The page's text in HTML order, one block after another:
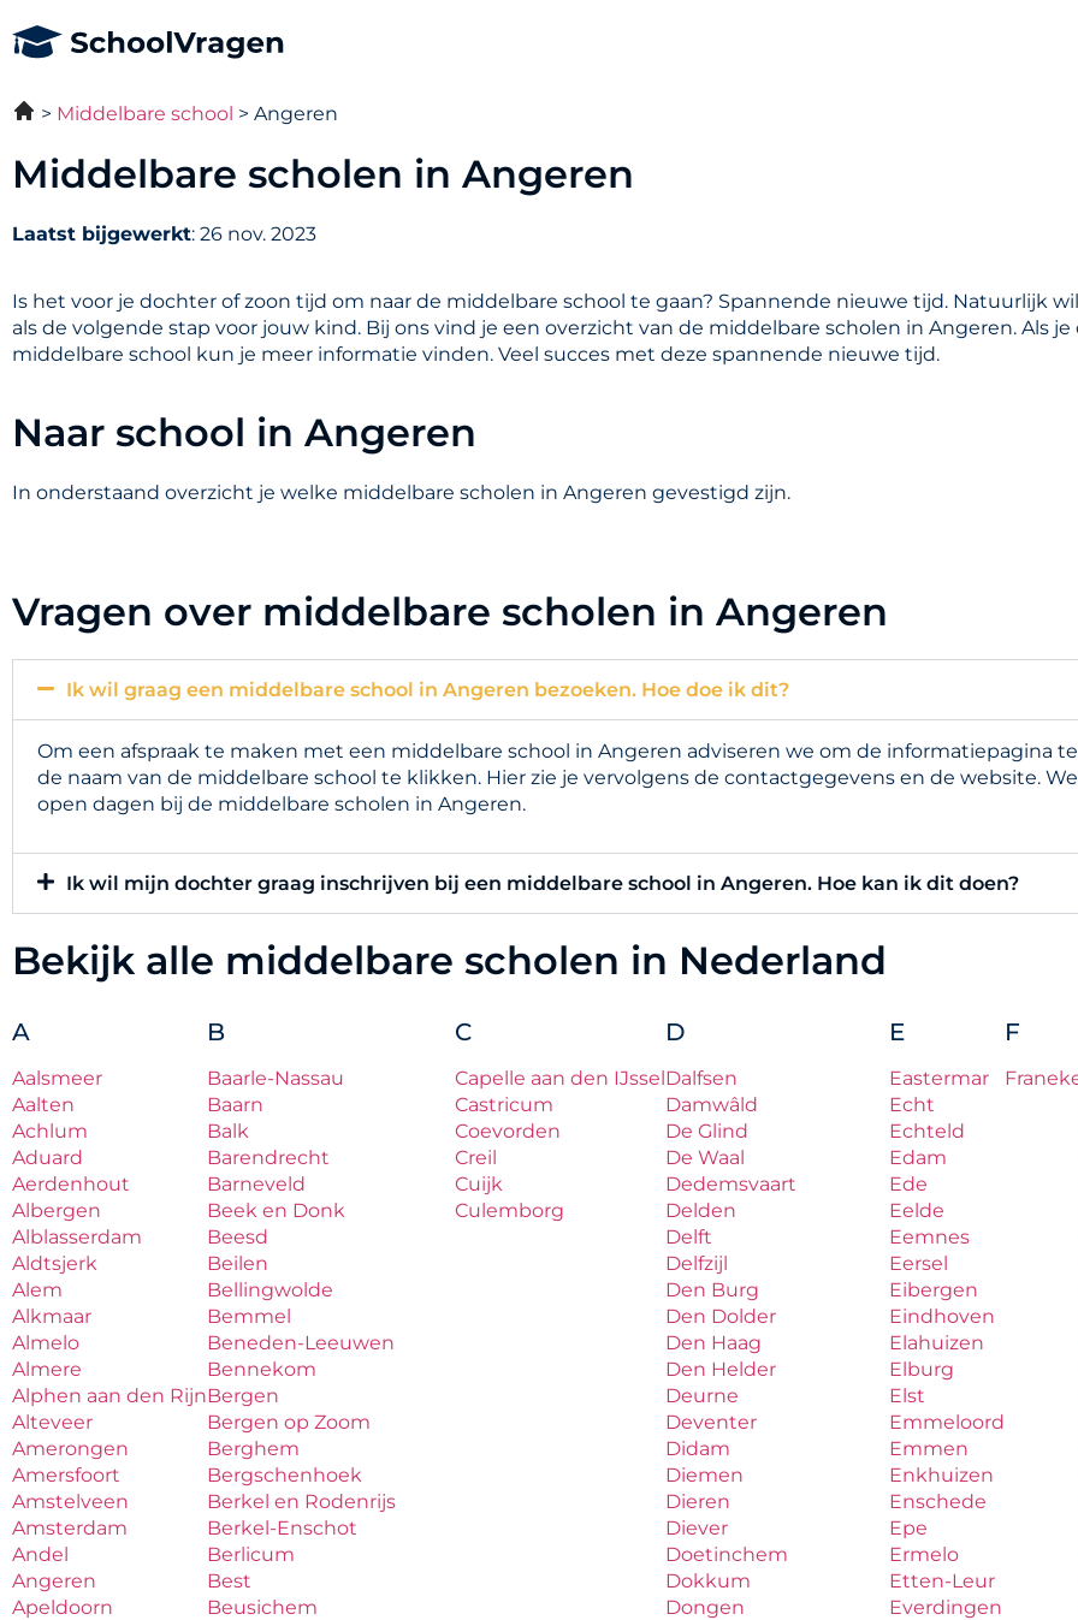
Middelbare school Angeren
Middelbare scholen in Angeren
Laatst bijgewerkt: 26 nov. 2023
Is het voor je dochter of zoon tijd om naar de middelbare school te gaan? Spannende nieuwe tijd. Natuurlijk
als de volgende stap voor jouw kind. Bij ons vind je een overzicht van de middelbare scholen in Angeren. Als
middelbare school kun je meer informatie vinden. Veel succes met deze spannende nieuwe tijd.
Naar school in Angeren
In onderstaand overzicht je welke middelbare scholen in Angeren gevestigd zijn.
Vragen over middelbare scholen in Angeren
Ik wil graag een middelbare school in Angeren bezoeken. Hoe doe ik dit?
Om een afspraak te maken met een middelbare school in Angeren adviseren we om de informatiepagina
de naam van de middelbare school te klikken. Hier zie je vervolgens de contactgegevens en de website.
open dagen bij de middelbare scholen in Angeren.
Ik wil mijn dochter graag inschrijven bij een middelbare school in Angeren. Hoe kan ik dit doen?
Bekijk alle middelbare scholen in Nederland
A
Aalsmeer
Aalten
Achlum
Aduard
Aerdenhout
Albergen
Alblasserdam
Aldtsjerk
Alem
Alkmaar
Almelo
Almere
Alphen aan den Rijn
Alteveer
Amerongen
Amersfoort
Amstelveen
Amsterdam
Andel
Angeren
Apeldoorn
B
Baarle-Nassau
Baarn
Balk
Barendrecht
Barneveld
Beek en Donk
Beesd
Beilen
Bellingwolde
Bemmel
Beneden-Leeuwen
Bennekom
Bergen
Bergen op Zoom
Berghem
Bergschenhoek
Berkel en Rodenrijs
Berkel-Enschot
Berlicum
Best
Beusichem
C
Capelle aan den IJssel
Castricum
Coevorden
Creil
Cuijk
Culemborg
D
Dalfsen
Damwâld
De Glind
De Waal
Dedemsvaart
Delden
Delft
Delfzijl
Den Burg
Den Dolder
Den Haag
Den Helder
Deurne
Deventer
Didam
Diemen
Dieren
Diever
Doetinchem
Dokkum
Dongen
E
Eastermar
Echt
Echteld
Edam
Ede
Eelde
Eemnes
Eersel
Eibergen
Eindhoven
Elahuizen
Elburg
Elst
Emmeloord
Emmen
Enkhuizen
Enschede
Epe
Ermelo
Etten-Leur
Everdingen
F